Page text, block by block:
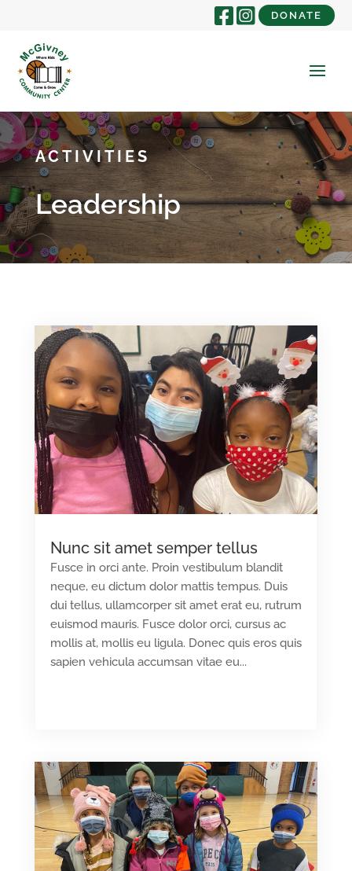
DONATE
ACTIVITIES
Leadership
Nunc sit amet semper tellus
Fusce in orci ante. Proin vestibulum blandit
neque, eu dictum dolor mattis tempus. Duis
dui tellus, ullamcorper sit amet erat eu, rutrum
euismod mauris. Fusce dolor orci, cursus ac
mollis at, mollis eu ligula. Donec quis eros quis
sapien vehicula accumsan vitae eu...